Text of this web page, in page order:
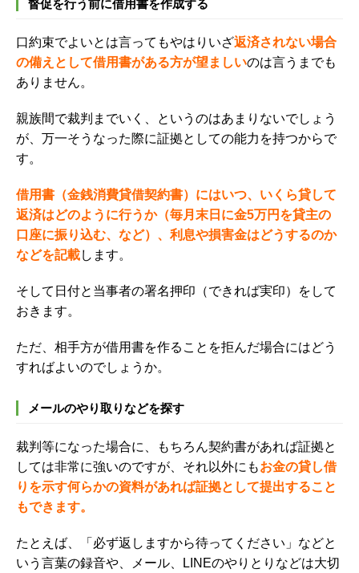
督促を行う前に借用書を作成する
口約束でよいとは言ってもやはりいざ返済されない場合
の備えとして借用書がある方が望ましいのは言うまでも
ありません。
親族間で裁判までいく、というのはあまりないでしょう
が、万一そうなった際に証拠としての能力を持つからで
す。
借用書（金銭消費貸借契約書）にはいつ、いくら貸して
返済はどのように行うか（毎月末日に金5万円を貸主の
口座に振り込む、など）、利息や損害金はどうするのか
などを記載します。
そして日付と当事者の署名押印（できれば実印）をして
おきます。
ただ、相手方が借用書を作ることを拒んだ場合にはどう
すればよいのでしょうか。
メールのやり取りなどを探す
裁判等になった場合に、もちろん契約書があれば証拠と
しては非常に強いのですが、それ以外にもお金の貸し借
りを示す何らかの資料があれば証拠として提出すること
もできます。
たとえば、
「必ず返しますから待ってください」などと
いう言葉の録音や、メール、LINEのやりとりなどは大切